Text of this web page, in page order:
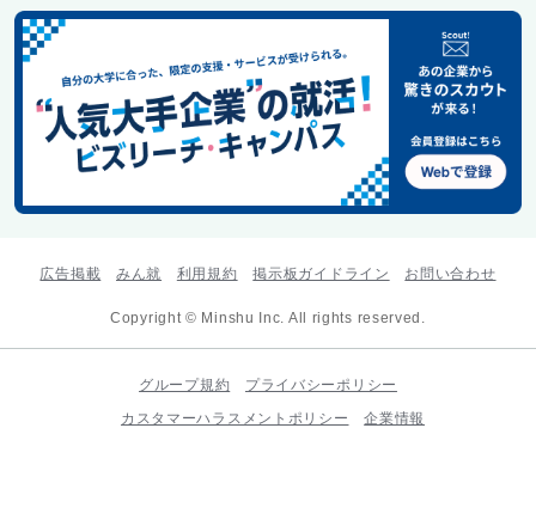
広告掲載 みん就 利用規約 掲示板ガイドライン お問い合わせ
Copyright © Minshu Inc. All rights reserved.
グループ規約
プライバシーポリシー
カスタマーハラスメントポリシー
企業情報